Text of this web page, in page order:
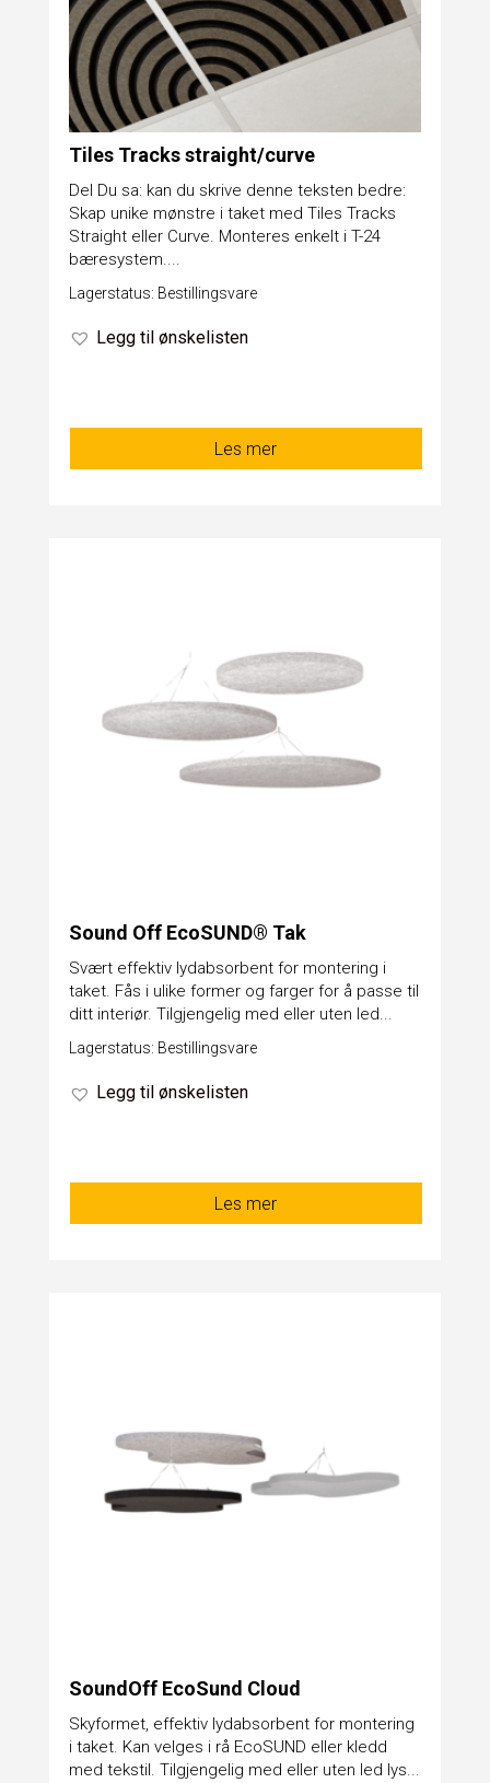
Tiles Tracks straight/curve
Del Du sa: kan du skrive denne teksten bedre:
Skap unike mønstre i taket med Tiles Tracks
Straight eller Curve. Monteres enkelt i T-24
bæresystem....
Lagerstatus: Bestillingsvare
Legg til ønskelisten
Les mer
Sound Off EcoSUND® Tak
Svært effektiv lydabsorbent for montering i
taket. Fås i ulike former og farger for å passe til
ditt interiør. Tilgjengelig med eller uten led...
Lagerstatus: Bestillingsvare
Legg til ønskelisten
Les mer
SoundOff EcoSund Cloud
Skyformet, effektiv lydabsorbent for montering
i taket. Kan velges i rå EcoSUND eller kledd
med tekstil. Tilgjengelig med eller uten led lys...